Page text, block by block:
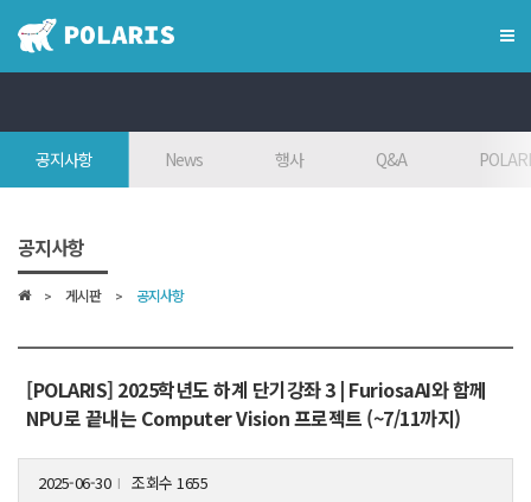
인재상
참여대학/조직도
오시는 길
학위학사 안내
공지사항 News 행사 Q&A
공지사항
게시판 공지사항
[POLARIS] 2025학년도 하계 단기강좌 3 | FuriosaAI와 함께
NPU로 끝내는 Computer Vision 프로젝트 (~7/11까지)
2025-06-30 조회수 1655